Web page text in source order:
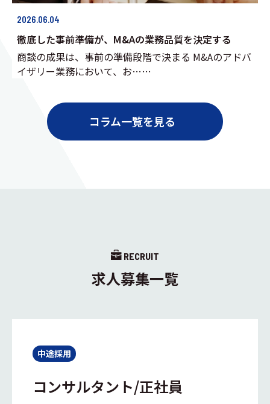
2026.06.04
徹底した事前準備が、M&Aの業務品質を決定する
商談の成果は、事前の準備段階で決まる M&Aのアドバ
イザリー業務において、お……
コラム一覧を見る
RECRUIT
求人募集一覧
中途採用
コンサルタント/正社員